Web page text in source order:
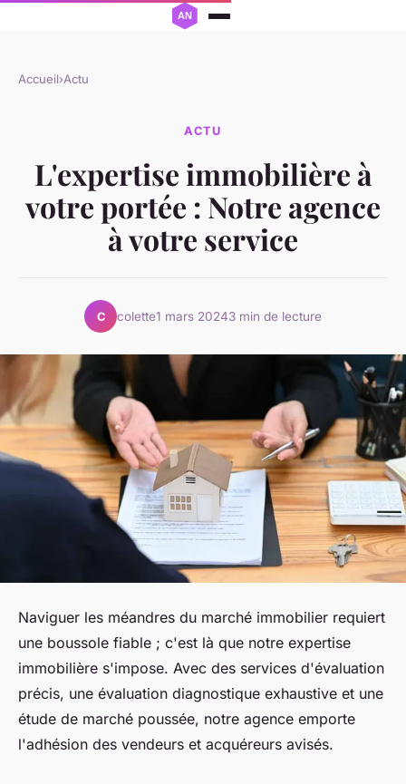
Accueil›Actu
ACTU
L'expertise immobilière à
votre portée : Notre agence
à votre service
C colette1 mars 20243 min de lecture
Naviguer les méandres du marché immobilier requiert
une boussole fiable ; c'est là que notre expertise
immobilière s'impose. Avec des services d'évaluation
précis, une évaluation diagnostique exhaustive et une
étude de marché poussée, notre agence emporte
l'adhésion des vendeurs et acquéreurs avisés.